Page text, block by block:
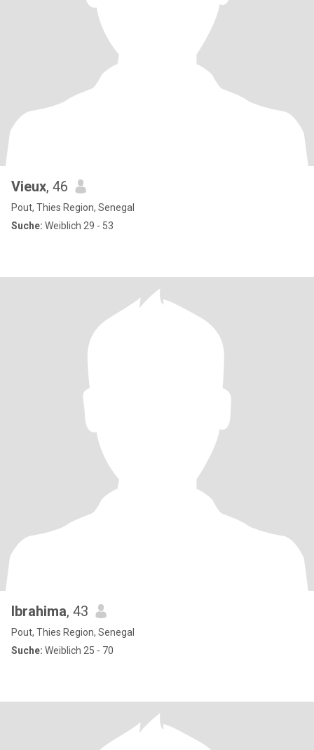
Vieux, 46
Pout, Thies Region, Senegal
Suche: Weiblich 29 - 53
Ibrahima, 43
Pout, Thies Region, Senegal
Suche: Weiblich 25 - 70